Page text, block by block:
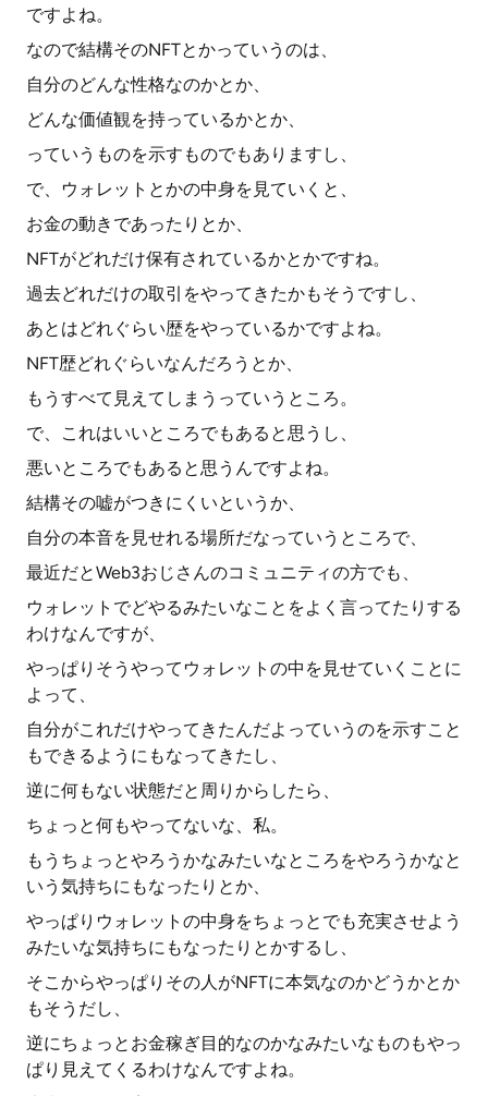
ですよね。
なので結構そのNFTとかっていうのは、
自分のどんな性格なのかとか、
どんな価値観を持っているかとか、
っていうものを示すものでもありますし、
で、ウォレットとかの中身を見ていくと、
お金の動きであったりとか、
NFTがどれだけ保有されているかとかですね。
過去どれだけの取引をやってきたかもそうですし、
あとはどれぐらい歴をやっているかですよね。
NFT歴どれぐらいなんだろうとか、
もうすべて見えてしまうっていうところ。
で、これはいいところでもあると思うし、
悪いところでもあると思うんですよね。
結構その嘘がつきにくいというか、
自分の本音を見せれる場所だなっていうところで、
最近だとWeb3おじさんのコミュニティの方でも、
ウォレットでどやるみたいなことをよく言ってたりする
わけなんですが、
やっぱりそうやってウォレットの中を見せていくことに
よって、
自分がこれだけやってきたんだよっていうのを示すこと
もできるようにもなってきたし、
逆に何もない状態だと周りからしたら、
ちょっと何もやってないな、私。
もうちょっとやろうかなみたいなところをやろうかなと
いう気持ちにもなったりとか、
やっぱりウォレットの中身をちょっとでも充実させよう
みたいな気持ちにもなったりとかするし、
そこからやっぱりその人がNFTに本気なのかどうかとか
もそうだし、
逆にちょっとお金稼ぎ目的なのかなみたいなものもやっ
ぱり見えてくるわけなんですよね。